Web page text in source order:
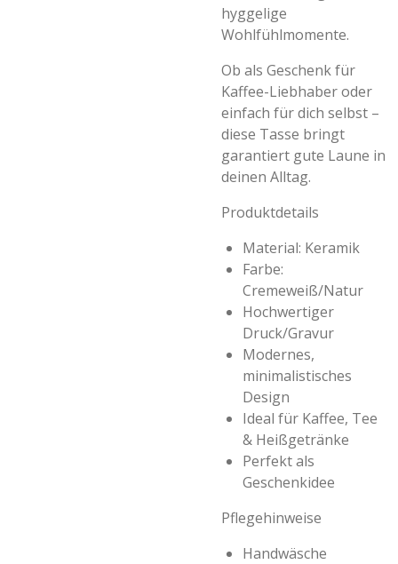
hyggelige
Wohlfühlmomente.
Ob als Geschenk für
Kaffee-Liebhaber oder
einfach für dich selbst –
diese Tasse bringt
garantiert gute Laune in
deinen Alltag.
Produktdetails
Material: Keramik
Farbe:
Cremeweiß/Natur
Hochwertiger
Druck/Gravur
Modernes,
minimalistisches
Design
Ideal für Kaffee, Tee
& Heißgetränke
Perfekt als
Geschenkidee
Pflegehinweise
Handwäsche